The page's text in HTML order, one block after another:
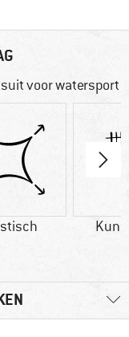
voor watersport